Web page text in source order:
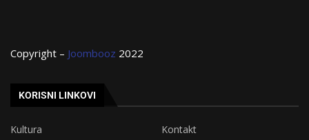
Copyright – Joombooz 2022
KORISNI LINKOVI
Kultura
Kontakt